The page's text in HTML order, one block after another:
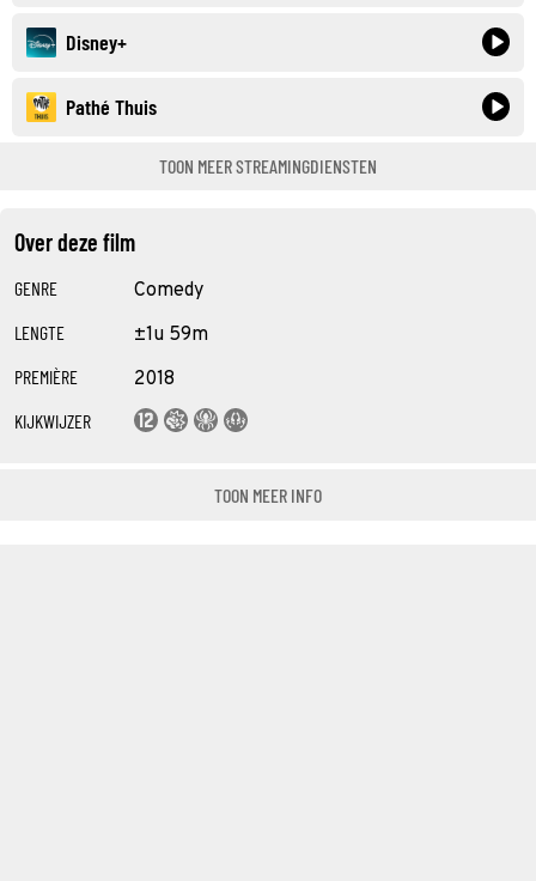
Over deze film
GENRE Comedy
LENGTE ±1u 59m
PREMIÈRE 2018
KIJKWIJZER
TOON MEER INFO
Disney+
Pathé Thuis
TOON MEER STREAMINGDIENSTEN